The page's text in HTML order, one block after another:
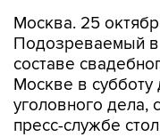
Москва. 25
Подозреваемый в
составе
Москве в субботу
уголовного дела,
пресс-службе